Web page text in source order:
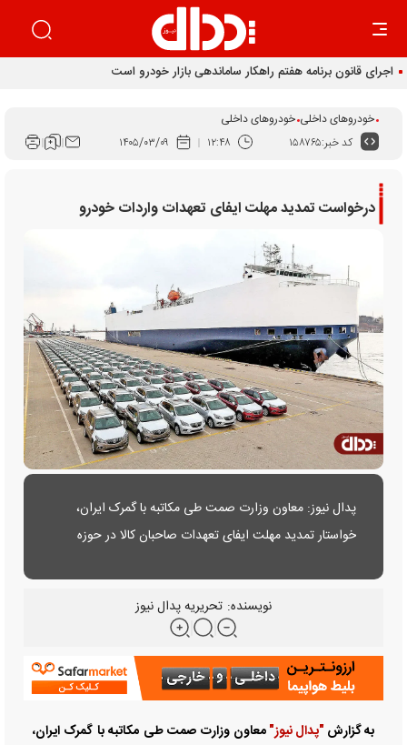
خودروهای داخلی خودروهای داخلی
کد خبر:۱۵۸۷۶۵ ۱۲:۴۸ ۱۴۰۵/۰۳/۰۹
درخواست تمدید مهلت ایفای تعهدات واردات خودرو
پدال نیوز: معاون وزارت صمت طی مکاتبه با گمرک ایران،
خواستار تمدید مهلت ایفای تعهدات صاحبان کالا در حوزه
نویسنده: تحریریه پدال نیوز
به گزارش"پدال نیوز"معاون وزارت صمت طی مکاتبه با گمرک ایران،